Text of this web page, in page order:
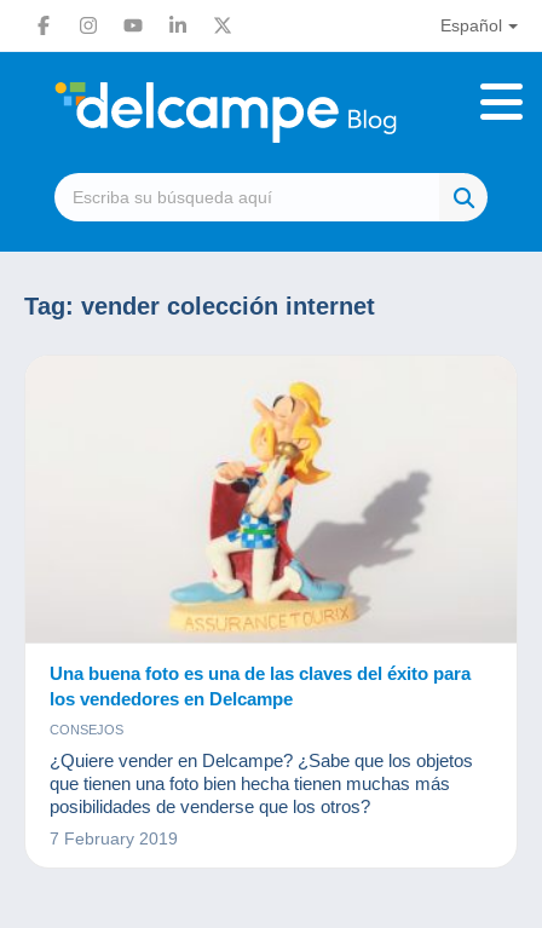
Español
Tag: vender colección internet
Una buena foto es una de las claves del éxito para
los vendedores en Delcampe
CONSEJOS
¿Quiere vender en Delcampe? ¿Sabe que los objetos
que tienen una foto bien hecha tienen muchas más
posibilidades de venderse que los otros?
7 February 2019